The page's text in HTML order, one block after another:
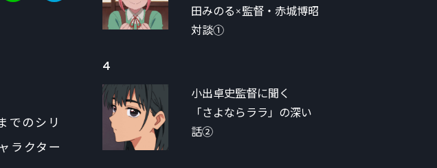
でのシリ
ラクター
田みのる×監督・赤城博昭
対談①
4
小出卓史監督に聞く
「さよならララ」の深い
話②